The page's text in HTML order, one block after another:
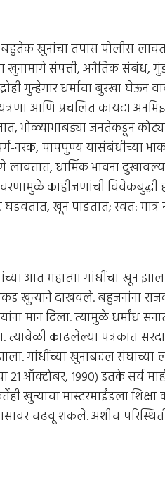
बहुतेक खुनांचा तपास पोलीस
संपत्ती, अनैतिक संबंध,
गुन्हेगार धर्माचा बुरखा घेऊन
आणि प्रचलित कायदा
भोळ्याभाबड्या जनतेकडून
नरक, पापपुण्य यासंबंधीच्या
लावतात, धार्मिक भावना
काहीजणांची
खून पाडतात; स्वत: मात्र
आत महात्मा गांधींचा खून झाला.
भेकड खुन्याने दाखवले. बहुजनांना
मान दिला. त्यामुळे धर्मांध
काढलेल्या पत्रकात
गांधींच्या खुनाबद्दल संघाच्या
ऑक्टोबर, 1990) इतके सर्व
खुन्याचा मास्टरमाईंडला
चढवू शकले. अशीच परिस्थिती